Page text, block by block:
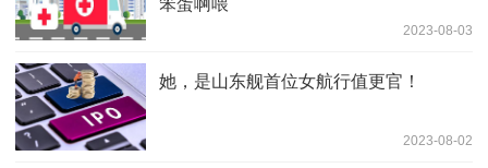
笨蛋啊喂
2023-08-03
她，是山东舰首位女航行值更官！
2023-08-02